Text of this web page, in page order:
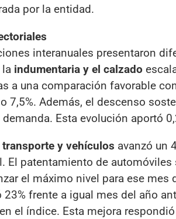
por la entidad.
interanuales presentaron
indumentaria y el calzado
a una comparación favorable
7,5%. Además, el descenso
Esta evolución aportó
transporte y vehículos avanzó un
El patentamiento de
el máximo nivel para ese
23% frente a igual mes del año
el índice. Esta mejora